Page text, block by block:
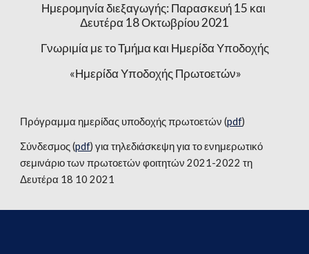
Ημερομηνία διεξαγωγής: Παρασκευή 15 και
Δευτέρα 18 Οκτωβρίου 2021
Γνωριμία με το Τμήμα και Ημερίδα Υποδοχής
«Ημερίδα Υποδοχής Πρωτοετών»
Πρόγραμμα ημερίδας υποδοχής πρωτοετών (pdf)
Σύνδεσμος (pdf) για τηλεδιάσκεψη για το ενημερωτικό
σεμινάριο των πρωτοετών φοιτητών 2021-2022 τη
Δευτέρα 18 10 2021